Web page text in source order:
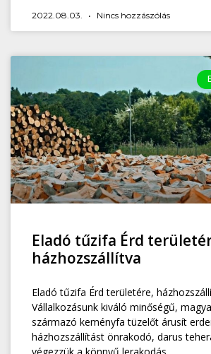
2022.08.03. Nincs hozzászólás
Eladó tűzifa Érd
házhozszállítva
Eladó tűzifa Érd területére,
Vállalkozásunk kiváló minőségű,
származó keményfa tüzelőt árusít
házhozszállítást önrakodó, darus